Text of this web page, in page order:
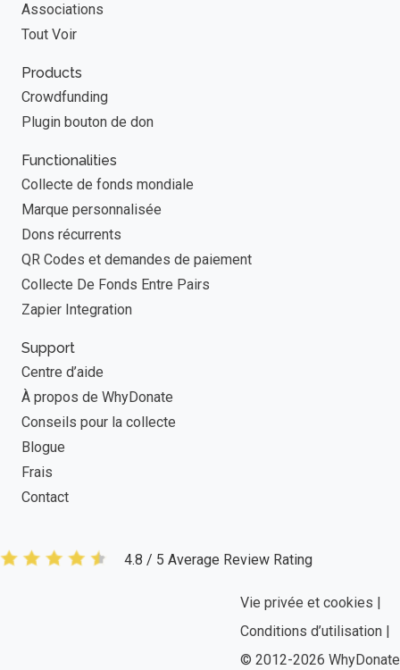
Associations
Tout Voir
Products
Crowdfunding
Plugin bouton de don
Functionalities
Collecte de fonds mondiale
Marque personnalisée
Dons récurrents
QR Codes et demandes de paiement
Collecte De Fonds Entre Pairs
Zapier Integration
Support
Centre d’aide
À propos de WhyDonate
Conseils pour la collecte
Blogue
Frais
Contact
4.8 / 5 Average Review Rating
Vie privée et cookies |
Conditions d’utilisation |
© 2012-2026 WhyDonate